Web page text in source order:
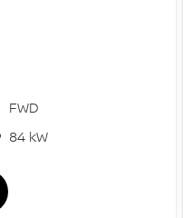
FWD
84 kW